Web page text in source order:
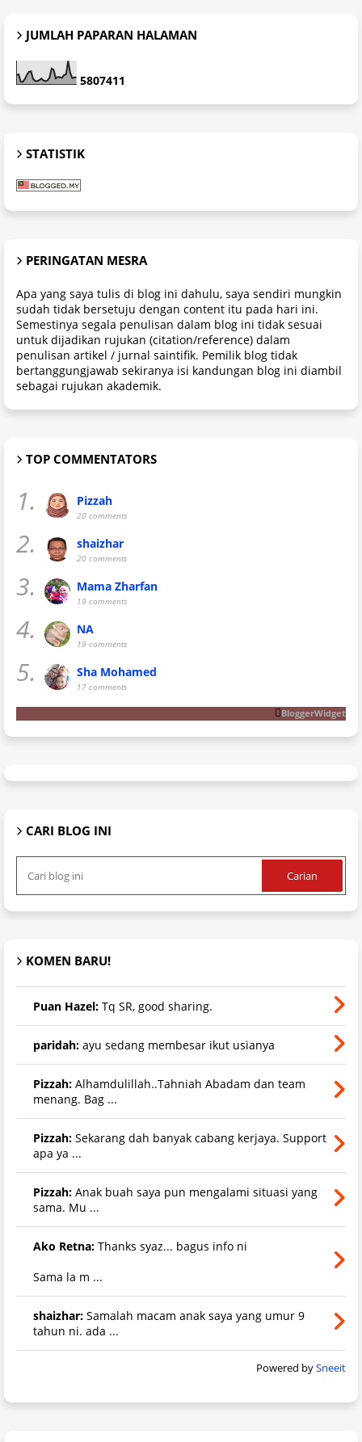
JUMLAH PAPARAN HALAMAN
5807411
STATISTIK
PERINGATAN MESRA
Apa yang saya tulis di blog ini dahulu, saya sendiri mungkin
sudah tidak bersetuju dengan content itu pada hari ini.
Semestinya segala penulisan dalam blog ini tidak sesuai
untuk dijadikan rujukan (citation/reference) dalam
penulisan artikel / jurnal saintifik. Pemilik blog tidak
bertanggungjawab sekiranya isi kandungan blog ini diambil
sebagai rujukan akademik.
TOP COMMENTATORS
1. Pizzah
20 comments
2. shaizhar
20 comments
3. Mama Zharfan
19 comments
4. NA
19 comments
5. Sha Mohamed
17 comments
BloggerWidget
CARI BLOG INI
KOMEN BARU!
Puan Hazel: Tq SR, good sharing.
paridah: ayu sedang membesar ikut usianya
Pizzah: Alhamdulillah..Tahniah Abadam dan team
menang. Bag ...
Pizzah: Sekarang dah banyak cabang kerjaya. Support
apa ya ...
Pizzah: Anak buah saya pun mengalami situasi yang
sama. Mu ...
Ako Retna: Thanks syaz... bagus info ni
Sama la m ...
shaizhar: Samalah macam anak saya yang umur 9
tahun ni. ada ...
Powered bySneeit